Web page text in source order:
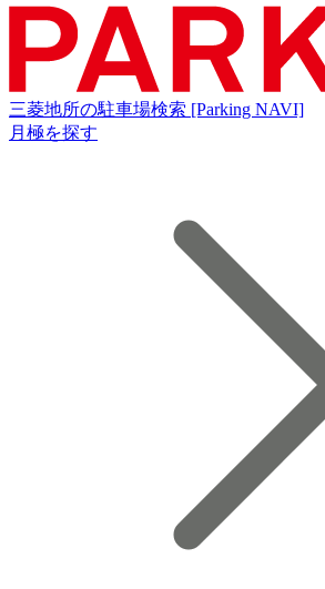
三菱地所の駐車場検索 [Parking NAVI]
月極を探す